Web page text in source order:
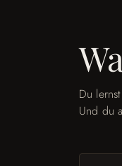
Du
Und du